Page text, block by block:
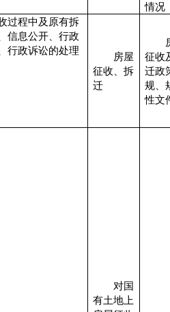
情况
过程中及原有拆
信息公开、行政
行政诉讼的处理
房屋
征收、拆
迁
征收
迁政
规、
性文
对国
有土地上